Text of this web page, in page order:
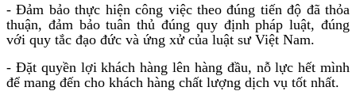
- Đảm bảo thực hiện công việc theo đúng tiến độ đã thỏa
thuận, đảm bảo tuân thủ đúng quy định pháp luật, đúng
với quy tắc đạo đức và ứng xử của luật sư Việt Nam.
- Đặt quyền lợi khách hàng lên hàng đầu, nỗ lực hết mình
để mang đến cho khách hàng chất lượng dịch vụ tốt nhất.